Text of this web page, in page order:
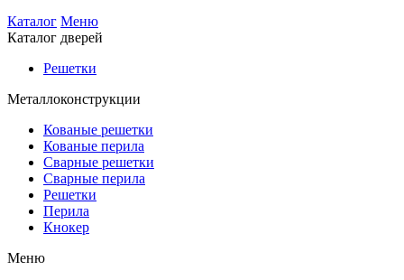
Каталог Меню
Каталог дверей
Решетки
Металлоконструкции
Кованые решетки
Кованые перила
Сварные решетки
Сварные перила
Решетки
Перила
Кнокер
Меню